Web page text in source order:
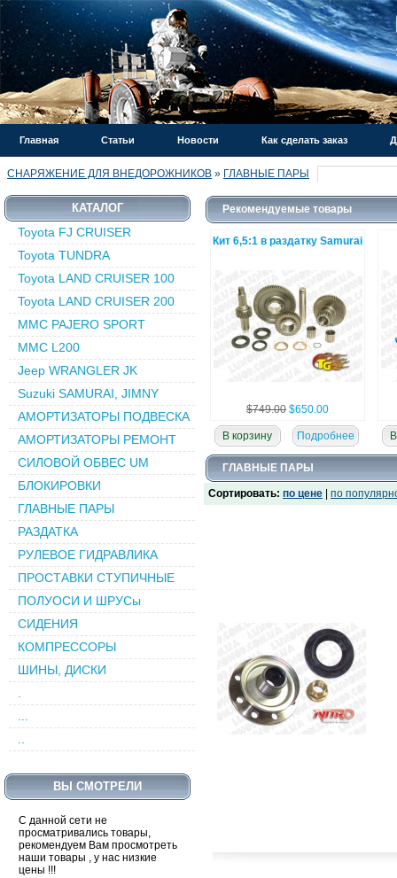
Главная Статьи Новости Как сделать заказ
СНАРЯЖЕНИЕ ДЛЯ ВНЕДОРОЖНИКОВ » ГЛАВНЫЕ ПАРЫ
КАТАЛОГ
Toyota FJ CRUISER
Toyota TUNDRA
Toyota LAND CRUISER 100
Toyota LAND CRUISER 200
MMC PAJERO SPORT
MMC L200
Jeep WRANGLER JK
Suzuki SAMURAI, JIMNY
АМОРТИЗАТОРЫ ПОДВЕСКА
АМОРТИЗАТОРЫ РЕМОНТ
СИЛОВОЙ ОБВЕC UM
БЛОКИРОВКИ
ГЛАВНЫЕ ПАРЫ
РАЗДАТКА
РУЛЕВОЕ ГИДРАВЛИКА
ПРОСТАВКИ СТУПИЧНЫЕ
ПОЛУОСИ И ШРУСы
СИДЕНИЯ
КОМПРЕССОРЫ
ШИНЫ, ДИСКИ
ВЫ СМОТРЕЛИ
C данной сети не
просматривались товары,
рекомендуем Вам просмотреть
наши товары , у нас низкие
цены !!!
Рекомендуемые товары
Кит 6,5:1 в раздатку Samurai
$749.00 $650.00
В корзину Подробнее
Комплект задних рессор
Samurai, lift 3"
$440.00
В корзину Подробнее
Бампер передний, силовой
на TUNDRA 2007+
ГЛАВНЫЕ ПАРЫ
Сортировать: по цене по